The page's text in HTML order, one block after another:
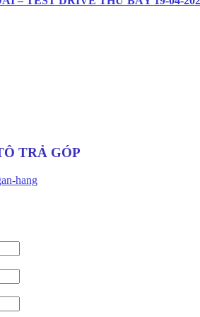
TRẢ GÓP